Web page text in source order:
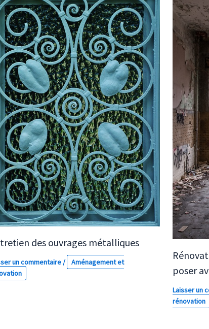
des ouvrages métalliques
un commentaire/
Aménagement et
poser
Laisser un
rénovation